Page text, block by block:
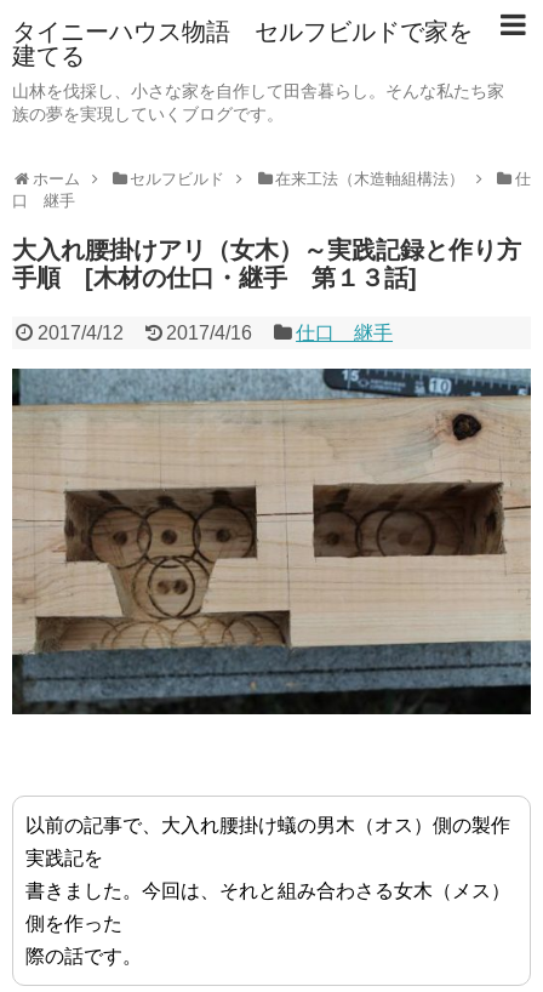
タイニーハウス物語 セルフビルドで家を
建てる
山林を伐採し、小さな家を自作して田舎暮らし。そんな私たち家
族の夢を実現していくブログです。
ホーム セルフビルド 在来工法（木造軸組構法）
仕
口 継手
大入れ腰掛けアリ（女木）～実践記録と作り方
手順 [木材の仕口・継手 第１３話]
2017/4/12 2017/4/16 仕口 継手
以前の記事で、大入れ腰掛け蟻の男木（オス）側の製作
実践記を
書きました。今回は、それと組み合わさる女木（メス）
側を作った
際の話です。